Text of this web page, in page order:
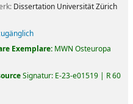
Dissertation Universität Zürich
Exemplare: MWN Osteuropa
Signatur: E-23-e01519 | R 60